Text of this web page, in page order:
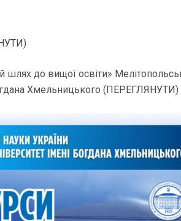
)
шлях до вищої освіти»
Хмельницького (ПЕРЕГЛЯНУТИ)